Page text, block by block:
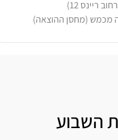
ריינס 12)
מכמש (מחסן ההוצאה)
השבוע